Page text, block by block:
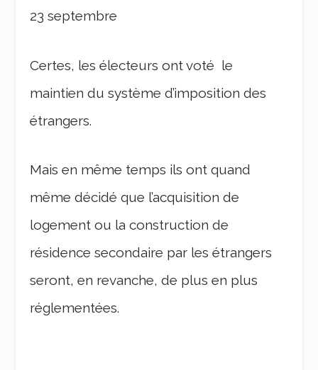
23 septembre
Certes, les électeurs ont voté le
maintien du système d’imposition des
étrangers.
Mais en même temps ils ont quand
même décidé que l’acquisition de
logement ou la construction de
résidence secondaire par les étrangers
seront, en revanche, de plus en plus
réglementées.